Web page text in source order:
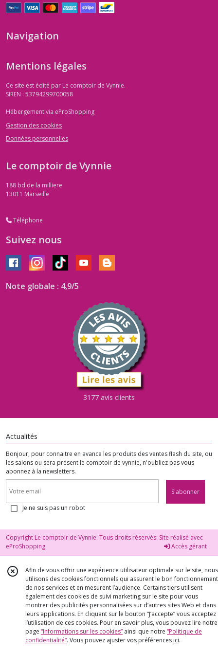
Navigation
Mentions légales
Ce site est édité par Le comptoir de Vynnie.
SIREN : 53794299700058
Hébergement via eProShopping
Gestion des cookies
Données personnelles
Le comptoir de Vynnie
188 bd de la milliere
13011 Marseille
Téléphone
Suivez nous
Note globale : 4,9/5
3177 avis clients
Actualités
Bonjour, pour connaitre en avance les produits des ventes flash du site, ou
les salons ou sera présent le comptoir de vynnie, n'oubliez pas vous
abonnez à la newsletters.
S'abonner
Je ne suis pas un robot
Copyright Le comptoir de Vynnie. Tous droits réservés. Site réalisé avec
eProShopping
Accès gérant
Afin de vous offrir une expérience utilisateur optimale sur le site, nous
utilisons des cookies fonctionnels qui assurent le bon fonctionnement
de nos services et en mesurent l’audience. Certains tiers utilisent
également des cookies de suivi marketing sur le site pour vous
montrer des publicités personnalisées sur d’autres sites Web et dans
leurs applications. En cliquant sur le bouton “J’accepte” vous acceptez
l’utilisation de ces cookies. Pour en savoir plus, vous pouvez lire notre
page “Informations sur les cookies” ainsi que notre “Politique de
confidentialité“. Vous pouvez ajuster vos préférences ici.